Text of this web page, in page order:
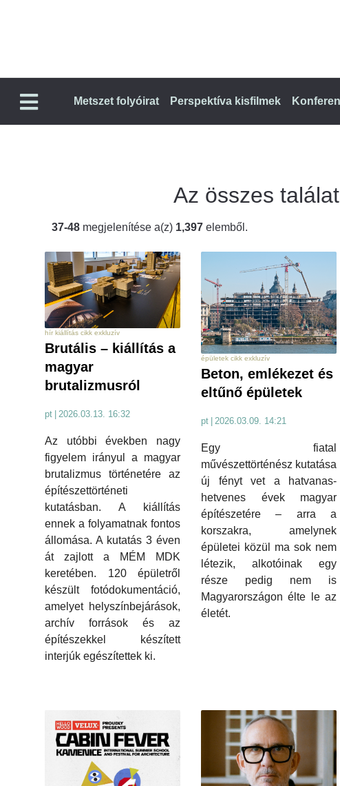
Metszet folyóirat Perspektíva kisfilmek
Az összes
37-48 megjelenítése a(z) 1,397 elemből.
hír kiállítás cikk exkluzív
Brutális – kiállítás a
magyar
brutalizmusról
pt | 2026.03.13. 16:32
Az utóbbi években nagy
figyelem irányul a magyar
brutalizmus történetére az
építészettörténeti
kutatásban. A kiállítás
ennek a folyamatnak fontos
állomása. A kutatás 3 éven
át zajlott a MÉM MDK
keretében. 120 épületről
készült fotódokumentáció,
amelyet helyszínbejárások,
archív források és az
építészekkel készített
interjúk egészítettek ki.
épületek cikk exkluzív
Beton, emlékezet és
eltűnő épületek
pt | 2026.03.09. 14:21
Egy fiatal
művészettörténész kutatása
új fényt vet a hatvanas-
hetvenes évek magyar
építészetére – arra a
korszakra, amelynek
épületei közül ma sok nem
létezik, alkotóinak egy
része pedig nem is
Magyarországon élte le az
életét.